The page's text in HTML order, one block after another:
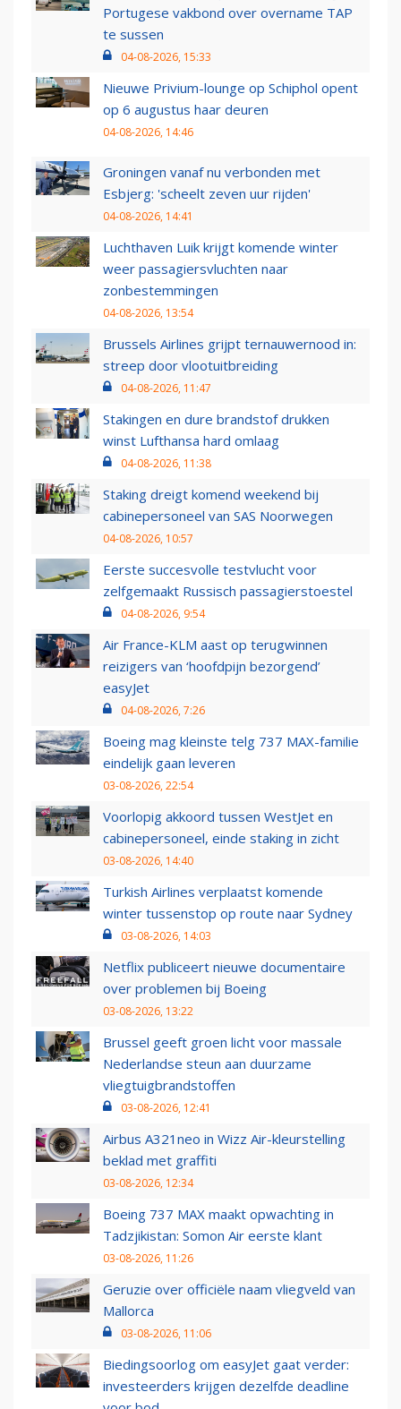
Portugese vakbond over overname TAP
te sussen
04-08-2026, 15:33
Nieuwe Privium-lounge op Schiphol opent
op 6 augustus haar deuren
04-08-2026, 14:46
Groningen vanaf nu verbonden met
Esbjerg: 'scheelt zeven uur rijden'
04-08-2026, 14:41
Luchthaven Luik krijgt komende winter
weer passagiersvluchten naar
zonbestemmingen
04-08-2026, 13:54
Brussels Airlines grijpt ternauwernood in:
streep door vlootuitbreiding
04-08-2026, 11:47
Stakingen en dure brandstof drukken
winst Lufthansa hard omlaag
04-08-2026, 11:38
Staking dreigt komend weekend bij
cabinepersoneel van SAS Noorwegen
04-08-2026, 10:57
Eerste succesvolle testvlucht voor
zelfgemaakt Russisch passagierstoestel
04-08-2026, 9:54
Air France-KLM aast op terugwinnen
reizigers van ‘hoofdpijn bezorgend’
easyJet
04-08-2026, 7:26
Boeing mag kleinste telg 737 MAX-familie
eindelijk gaan leveren
03-08-2026, 22:54
Voorlopig akkoord tussen WestJet en
cabinepersoneel, einde staking in zicht
03-08-2026, 14:40
Turkish Airlines verplaatst komende
winter tussenstop op route naar Sydney
03-08-2026, 14:03
Netflix publiceert nieuwe documentaire
over problemen bij Boeing
03-08-2026, 13:22
Brussel geeft groen licht voor massale
Nederlandse steun aan duurzame
vliegtuigbrandstoffen
03-08-2026, 12:41
Airbus A321neo in Wizz Air-kleurstelling
beklad met graffiti
03-08-2026, 12:34
Boeing 737 MAX maakt opwachting in
Tadzjikistan: Somon Air eerste klant
03-08-2026, 11:26
Geruzie over officiële naam vliegveld van
Mallorca
03-08-2026, 11:06
Biedingsoorlog om easyJet gaat verder:
investeerders krijgen dezelfde deadline